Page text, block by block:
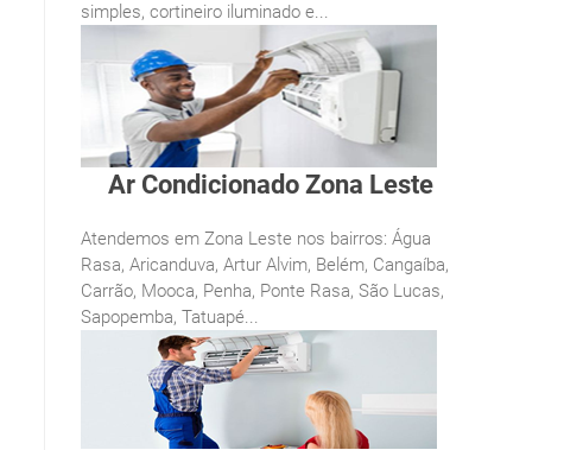
simples, cortineiro iluminado e...
Ar Condicionado Zona Leste
Atendemos em Zona Leste nos bairros: Água
Rasa, Aricanduva, Artur Alvim, Belém, Cangaíba,
Carrão, Mooca, Penha, Ponte Rasa, São Lucas,
Sapopemba, Tatuapé...